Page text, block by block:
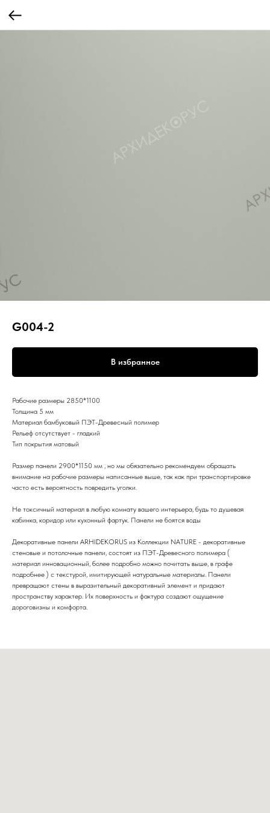
G004-2
В избранное
Рабочие размеры 2850*1100
Толщина 5 мм
Материал бамбуковый ПЭТ-Древесный полимер
Рельеф отсутствует - гладкий
Тип покрытия матовый
Размер панели 2900*1150 мм , но мы обязательно рекомендуем обращать
внимание на рабочие размеры написанные выше, так как при транспортировке
часто есть вероятность повредить уголки.
Не токсичный материал в любую комнату вашего интерьера, будь то душевая
кабинка, коридор или кухонный фартук. Панели не боятся воды
Декоративные панели ARHIDEKORUS из Коллекции NATURE - декоративные
стеновые и потолочные панели, состоят из ПЭТ-Древесного полимера (
материал инновационный, более подробно можно почитать выше, в графе
подробнее ) с текстурой, имитирующей натуральные материалы. Панели
превращают стены в выразительный декоративный элемент и придают
пространству характер. Их поверхность и фактура создают ощущение
дороговизны и комфорта.